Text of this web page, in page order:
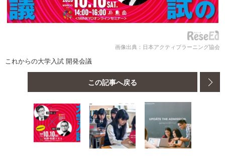
画像出典：日本アクティブラーニング協会
これからの大学入試 開発会議
この記事へ戻る